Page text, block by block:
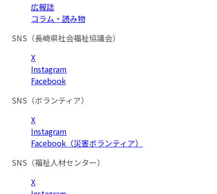
広報誌
コラム・読み物
SNS（長崎県社会福祉協議会）
X
Instagram
Facebook
SNS（ボランティア）
X
Instagram
Facebook（災害ボランティア）
SNS（福祉人材センター）
X